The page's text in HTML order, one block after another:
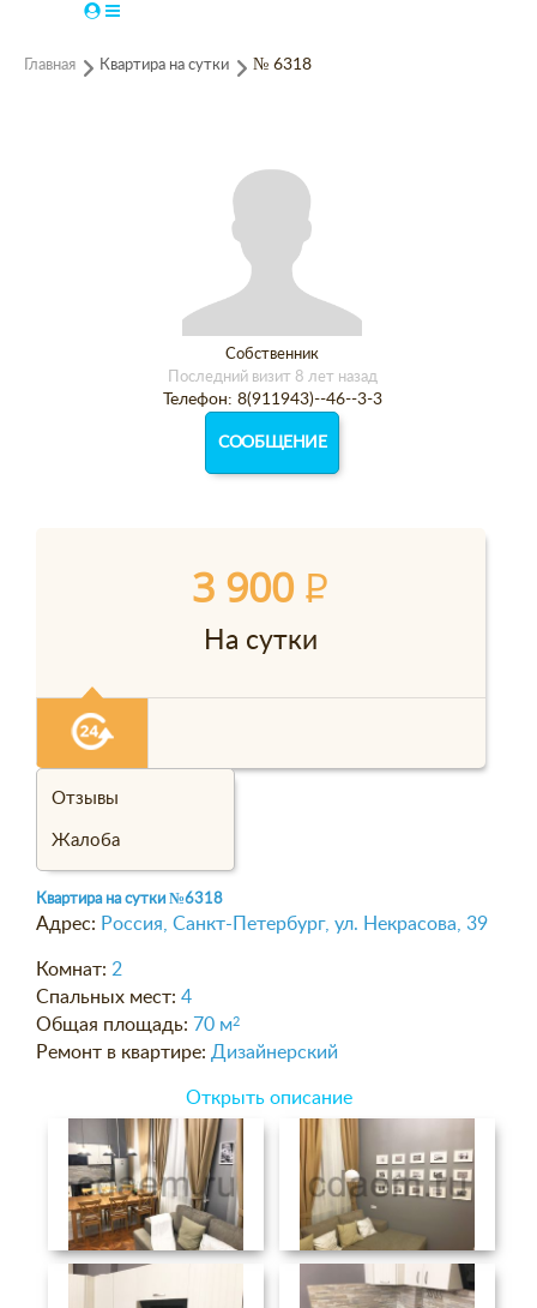
Главная Квартира на сутки № 6318
Собственник
Последний визит 8 лет назад
Телефон: 8(911943)--46--3-3
СООБЩЕНИЕ
3 900P
На сутки
Отзывы
Жалоба
Квартира на сутки №6318
Адрес: Россия, Санкт-Петербург, ул. Некрасова, 39
Комнат: 2
Спальных мест: 4
Общая площадь: 70 м2
Ремонт в квартире: Дизайнерский
Открыть описание